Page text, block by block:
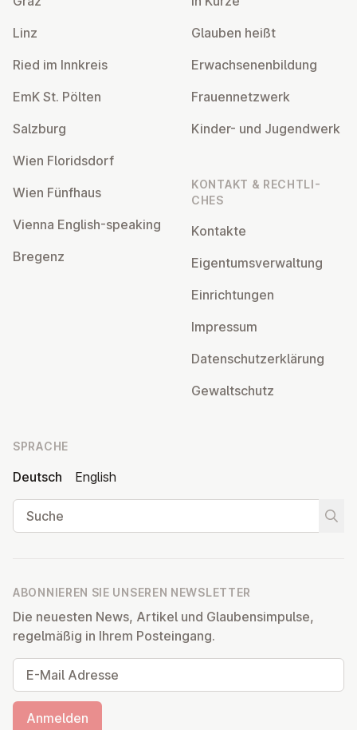
Linz
Ried im Innkreis
EmK St. Pölten
Salzburg
Wien Flo­rids­dorf
Wien Fünfhaus
Vienna English-speaking
Bregenz
Glauben heißt
Er­wach­se­nen­bil­dung
Frau­en­netz­werk
Kinder- und Ju­gend­werk
KONTAKT & RECHT­LI­
CHES
Kontakte
Ei­gen­tums­ver­wal­tung
Ein­rich­tun­gen
Impressum
Da­ten­schutz­er­klä­rung
Ge­walt­schutz
SPRACHE
Deutsch
English
Suche
ABONNIEREN SIE UNSEREN NEWSLETTER
Die neuesten News, Artikel und Glaubensimpulse,
regelmäßig in Ihrem Posteingang.
E-Mail Adresse
Anmelden